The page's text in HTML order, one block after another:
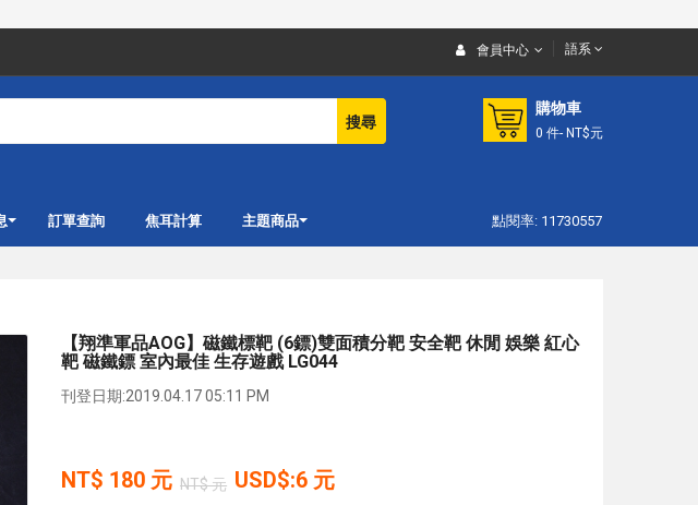
會員中心 語系
搜尋
購物車
0 件- NT$元
訂單查詢 焦耳計算 主題商品 點閱率: 11730557
【翔準軍品AOG】磁鐵標靶 (6鏢)雙面積分靶 安全靶 休閒 娛樂 紅心
靶 磁鐵鏢 室內最佳 生存遊戲 LG044
刊登日期:2019.04.17 05:11 PM
NT$ 180 元 NT$ 元 USD$:6 元